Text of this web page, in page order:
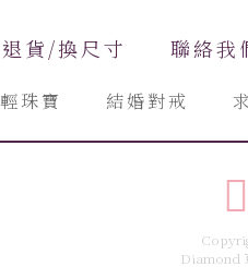
退貨/換尺寸 聯絡我
輕珠寶 結婚對戒
Diamond